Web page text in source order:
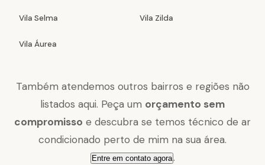
Vila Selma Vila Zilda
Vila Áurea
Também atendemos outros bairros e regiões não
listados aqui. Peça um orçamento sem
compromisso e descubra se temos técnico de ar
condicionado perto de mim na sua área.
Entre em contato agora.